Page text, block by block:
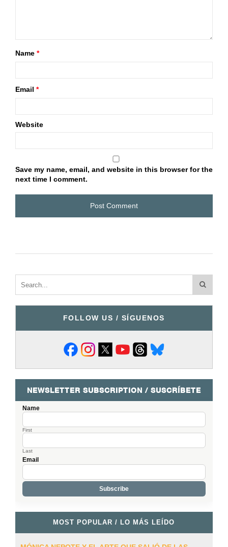
Name *
Email *
Website
Save my name, email, and website in this browser for the
next time I comment.
FOLLOW US / SÍGUENOS
NEWSLETTER SUBSCRIPTION / SUSCRÍBETE
Name
First
Last
Email
MOST POPULAR / LO MÁS LEÍDO